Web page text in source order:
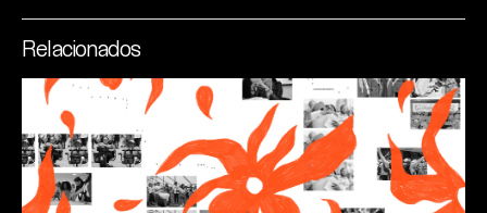
Relacionados